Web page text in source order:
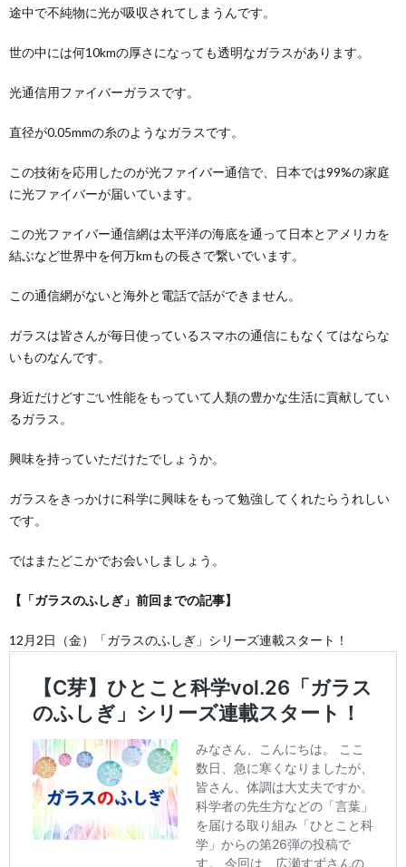
途中で不純物に光が吸収されてしまうんです。
世の中には何10kmの厚さになっても透明なガラスがあります。
光通信用ファイバーガラスです。
直径が0.05mmの糸のようなガラスです。
この技術を応用したのが光ファイバー通信で、日本では99%の家庭
に光ファイバーが届いています。
この光ファイバー通信網は太平洋の海底を通って日本とアメリカを
結ぶなど世界中を何万kmもの長さで繋いでいます。
この通信網がないと海外と電話で話ができません。
ガラスは皆さんが毎日使っているスマホの通信にもなくてはならな
いものなんです。
身近だけどすごい性能をもっていて人類の豊かな生活に貢献してい
るガラス。
興味を持っていただけたでしょうか。
ガラスをきっかけに科学に興味をもって勉強してくれたらうれしい
です。
ではまたどこかでお会いしましょう。
【「ガラスのふしぎ」前回までの記事】
12月2日（金）「ガラスのふしぎ」シリーズ連載スタート！